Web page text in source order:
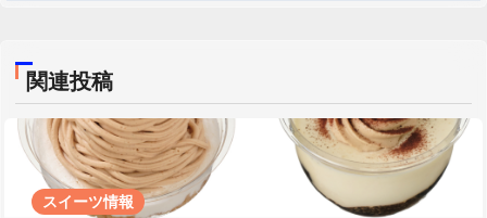
ー
シ
ョ
ン
関連投稿
スイーツ情報